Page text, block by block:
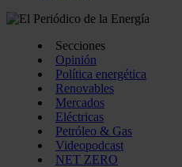
Secciones
Opinión
Política energética
Renovables
Mercados
Eléctricas
Petróleo & Gas
Videopodcast
NET ZERO